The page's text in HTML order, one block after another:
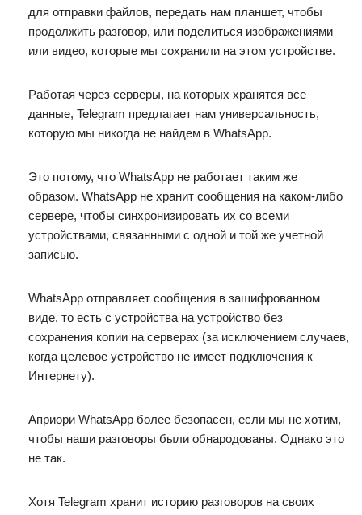
для отправки файлов, передать нам планшет, чтобы
продолжить разговор, или поделиться изображениями
или видео, которые мы сохранили на этом устройстве.
Работая через серверы, на которых хранятся все
данные, Telegram предлагает нам универсальность,
которую мы никогда не найдем в WhatsApp.
Это потому, что WhatsApp не работает таким же
образом. WhatsApp не хранит сообщения на каком-либо
сервере, чтобы синхронизировать их со всеми
устройствами, связанными с одной и той же учетной
записью.
WhatsApp отправляет сообщения в зашифрованном
виде, то есть с устройства на устройство без
сохранения копии на серверах (за исключением случаев,
когда целевое устройство не имеет подключения к
Интернету).
Априори WhatsApp более безопасен, если мы не хотим,
чтобы наши разговоры были обнародованы. Однако это
не так.
Хотя Telegram хранит историю разговоров на своих